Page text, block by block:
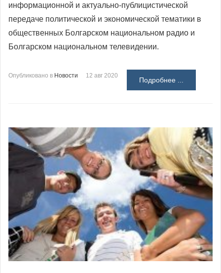
информационной и актуально-публицистической
передаче политической и экономической тематики в
общественных Болгарском национальном радио и
Болгарском национальном телевидении.
Опубликовано в Новости 12 авг 2020
Подробнее ...